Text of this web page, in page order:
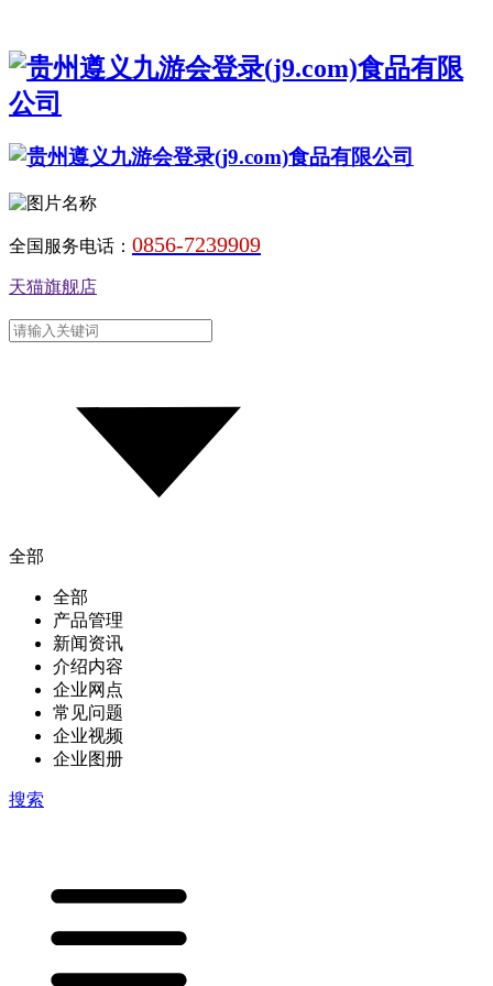
全国服务电话： 0856-7239909
天猫旗舰店
全部
全部
产品管理
新闻资讯
介绍内容
企业网点
常见问题
企业视频
企业图册
搜索